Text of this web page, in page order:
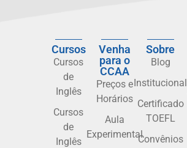
Cursos
Cursos
de
Inglês
Cursos
de
Inglês
Venha
para o
CCAA
Preços e
Horários
Aula
Experimental
Sobre
Blog
Institucional
Certificado
TOEFL
Convênios